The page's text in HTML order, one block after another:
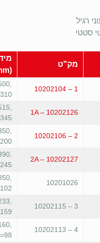
רגיל
סטטי
מק"ט
(mm)
1 – 10202104
1A – 10202126
2 – 10202106
2A – 10202127
10201026
3 – 10202115
4 – 10202113